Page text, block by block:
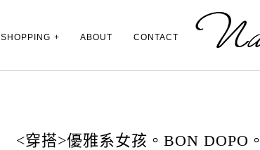
SHOPPING ABOUT CONTACT
<穿搭>優雅系女孩。BON DOPO。